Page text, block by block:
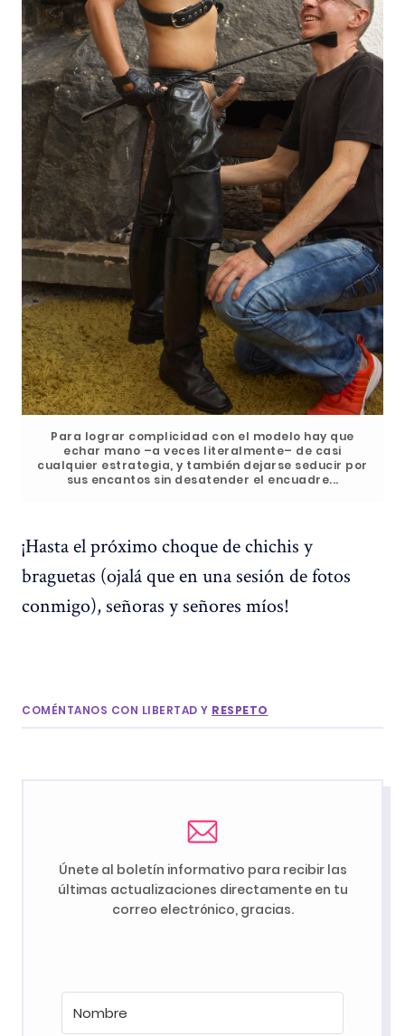
Para lograr complicidad con el modelo hay que
echar mano –a veces literalmente– de casi
cualquier estrategia, y también dejarse seducir por
sus encantos sin desatender el encuadre...
¡Hasta el próximo choque de chichis y
braguetas (ojalá que en una sesión de fotos
conmigo), señoras y señores míos!
COMÉNTANOS CON LIBERTAD Y RESPETO
Únete al boletín informativo para recibir las
últimas actualizaciones directamente en tu
correo electrónico, gracias.